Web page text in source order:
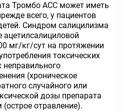
Тромбо АСС может иметь
всего, у пациентов
Синдром салицилизма
ацетилсалициловой
мг/кг/сут на протяжении
токсических
неправильного
(хроническое
случайного или
дозы препарата
отравление).